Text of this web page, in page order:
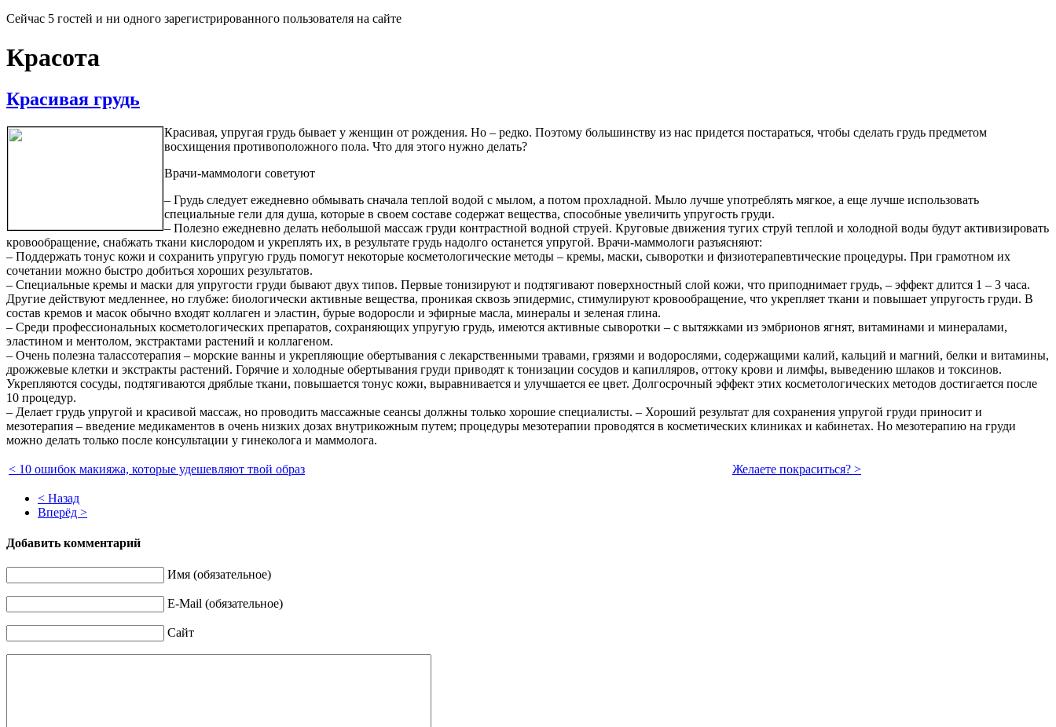
Сейчас 5 гостей и ни одного зарегистрированного пользователя на сайте
Красота
Красивая грудь
Красивая, упругая грудь бывает у женщин от рождения. Но – редко. Поэтому большинству из нас придется постараться, чтобы сделать грудь предметом
восхищения противоположного пола. Что для этого нужно делать?
Врачи-маммологи советуют
– Грудь следует ежедневно обмывать сначала теплой водой с мылом, а потом прохладной. Мыло лучше употреблять мягкое, а еще лучше использовать
специальные гели для душа, которые в своем составе содержат вещества, способные увеличить упругость груди.
– Полезно ежедневно делать небольшой массаж груди контрастной водной струей. Круговые движения тугих струй теплой и холодной воды будут активизировать
кровообращение, снабжать ткани кислородом и укреплять их, в результате грудь надолго останется упругой. Врачи-маммологи разъясняют:
– Поддержать тонус кожи и сохранить упругую грудь помогут некоторые косметологические методы – кремы, маски, сыворотки и физиотерапевтические процедуры. При грамотном их
сочетании можно быстро добиться хороших результатов.
– Специальные кремы и маски для упругости груди бывают двух типов. Первые тонизируют и подтягивают поверхностный слой кожи, что приподнимает грудь, – эффект длится 1 – 3 часа.
Другие действуют медленнее, но глубже: биологически активные вещества, проникая сквозь эпидермис, стимулируют кровообращение, что укрепляет ткани и повышает упругость груди. В
состав кремов и масок обычно входят коллаген и эластин, бурые водоросли и эфирные масла, минералы и зеленая глина.
– Среди профессиональных косметологических препаратов, сохраняющих упругую грудь, имеются активные сыворотки – с вытяжками из эмбрионов ягнят, витаминами и минералами,
эластином и ментолом, экстрактами растений и коллагеном.
– Очень полезна талассотерапия – морские ванны и укрепляющие обертывания с лекарственными травами, грязями и водорослями, содержащими калий, кальций и магний, белки и витамины,
дрожжевые клетки и экстракты растений. Горячие и холодные обертывания груди приводят к тонизации сосудов и капилляров, оттоку крови и лимфы, выведению шлаков и токсинов.
Укрепляются сосуды, подтягиваются дряблые ткани, повышается тонус кожи, выравнивается и улучшается ее цвет. Долгосрочный эффект этих косметологических методов достигается после
10 процедур.
– Делает грудь упругой и красивой массаж, но проводить массажные сеансы должны только хорошие специалисты. – Хороший результат для сохранения упругой груди приносит и
мезотерапия – введение медикаментов в очень низких дозах внутрикожным путем; процедуры мезотерапии проводятся в косметических клиниках и кабинетах. Но мезотерапию на груди
можно делать только после консультации у гинеколога и маммолога.
< 10 ошибок макияжа, которые удешевляют твой образ Желаете покраситься? >
< Назад
Вперёд >
Добавить комментарий
Имя (обязательное)
E-Mail (обязательное)
Сайт